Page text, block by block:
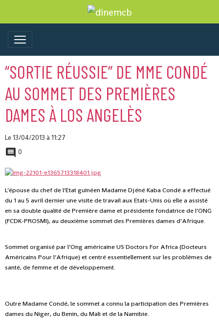
“SORTIE RÉUSSIE” DE MME CONDÉ
AU SOMMET DES PREMIÈRES
DAMES À LOS ANGELÈS
Le 13/04/2013 à 11:27
0
L’épouse du chef de l’Etat guinéen Madame Djéné Kaba Condé a effectué
du 1 au 5 avril dernier une visite de travailaux Etats-Unis où elle a assisté
en sa double qualité de Première dame et présidente fondatrice de l’ONG
(FCDK-PROSMI), au deuxième sommet des Premières dames d’Afrique.
Sommet organisé par l’Ong américaine US Doctors For Africa (Docteurs
Américains Pour l’Afrique) et centré essentiellement sur les problèmes de
santé, de femme et de développement.
Outre Madame Condé, le sommet a connu la participation des Premières
dames du Niger, du Benin, du Mali et de la Namibie.